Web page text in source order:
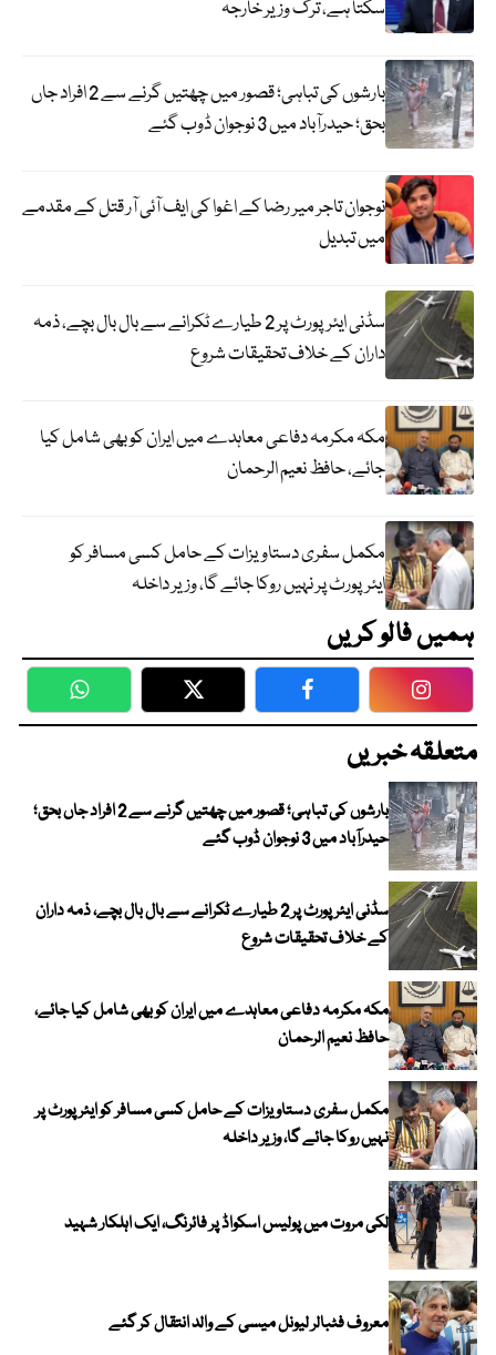
سکتا ہے، ترک وزیر خارجہ
بارشوں کی تباہی؛ قصور میں چھتیں گرنے سے 2 افراد جاں
بحق؛ حیدرآباد میں 3 نوجوان ڈوب گئے
نوجوان تاجر میر رضا کے اغوا کی ایف آئی آر قتل کے مقدمے
میں تبدیل
سڈنی ایئرپورٹ پر 2 طیارے ٹکرانے سے بال بال بچے، ذمہ
داران کے خلاف تحقیقات شروع
مکہ مکرمہ دفاعی معاہدے میں ایران کو بھی شامل کیا
جائے، حافظ نعیم الرحمان
مکمل سفری دستاویزات کے حامل کسی مسافر کو
ایئرپورٹ پر نہیں روکا جائے گا، وزیر داخلہ
ہمیں فالو کریں
WhatsApp Twitter Facebook
متعلقہ خبریں
بارشوں کی تباہی؛ قصور میں چھتیں گرنے سے 2 افراد جاں بحق؛
حیدرآباد میں 3 نوجوان ڈوب گئے
سڈنی ایئرپورٹ پر 2 طیارے ٹکرانے سے بال بال بچے، ذمہ داران
کے خلاف تحقیقات شروع
مکہ مکرمہ دفاعی معاہدے میں ایران کو بھی شامل کیا جائے،
حافظ نعیم الرحمان
مکمل سفری دستاویزات کے حامل کسی مسافر کو ایئرپورٹ پر
نہیں روکا جائے گا، وزیر داخلہ
لکی مروت میں پولیس اسکواڈ پر فائرنگ، ایک اہلکار شہید
معروف فٹبالر لیونل میسی کے والد انتقال کر گئے